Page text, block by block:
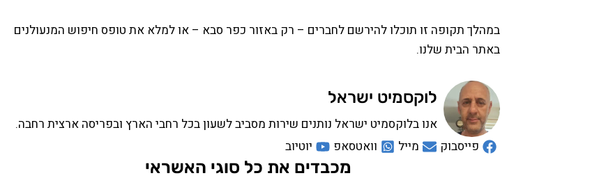
במהלך תקופה זו תוכלו להירשם לחברים – רק באזור כפר סבא – או למלא את טופס חיפוש המנעולנים
באתר הבית שלנו.
לוקסמיט ישראל
אנו בלוקסמיט ישראל נותנים שירות מסביב לשעון בכל רחבי הארץ ובפריסה ארצית רחבה.
פייסבוק
מייל וואטסאפ יוטיוב
מכבדים את כל סוגי האשראי